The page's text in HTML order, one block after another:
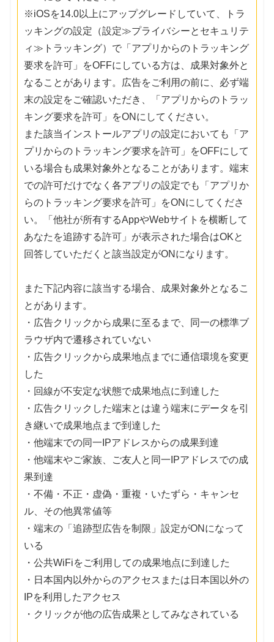
※iOSを14.0以上にアップグレードしていて、トラ
ッキングの設定（設定≫プライバシーとセキュリテ
ィ≫トラッキング）で「アプリからのトラッキング
要求を許可」をOFFにしている方は、成果対象外と
なることがあります。広告をご利用の前に、必ず端
末の設定をご確認いただき、「アプリからのトラッ
キング要求を許可」をONにしてください。
また該当インストールアプリの設定においても「ア
プリからのトラッキング要求を許可」をOFFにして
いる場合も成果対象外となることがあります。端末
での許可だけでなく各アプリの設定でも「アプリか
らのトラッキング要求を許可」をONにしてくださ
い。「他社が所有するAppやWebサイトを横断して
あなたを追跡する許可」が表示された場合はOKと
回答していただくと該当設定がONになります。
また下記内容に該当する場合、成果対象外となるこ
とがあります。
・広告クリックから成果に至るまで、同一の標準ブ
ラウザ内で遷移されていない
・広告クリックから成果地点までに通信環境を変更
した
・回線が不安定な状態で成果地点に到達した
・広告クリックした端末とは違う端末にデータを引
き継いで成果地点まで到達した
・他端末での同一IPアドレスからの成果到達
・他端末やご家族、ご友人と同一IPアドレスでの成
果到達
・不備・不正・虚偽・重複・いたずら・キャンセ
ル、その他異常値等
・端末の「追跡型広告を制限」設定がONになって
いる
・公共WiFiをご利用しての成果地点に到達した
・日本国内以外からのアクセスまたは日本国以外の
IPを利用したアクセス
・クリックが他の広告成果としてみなされている